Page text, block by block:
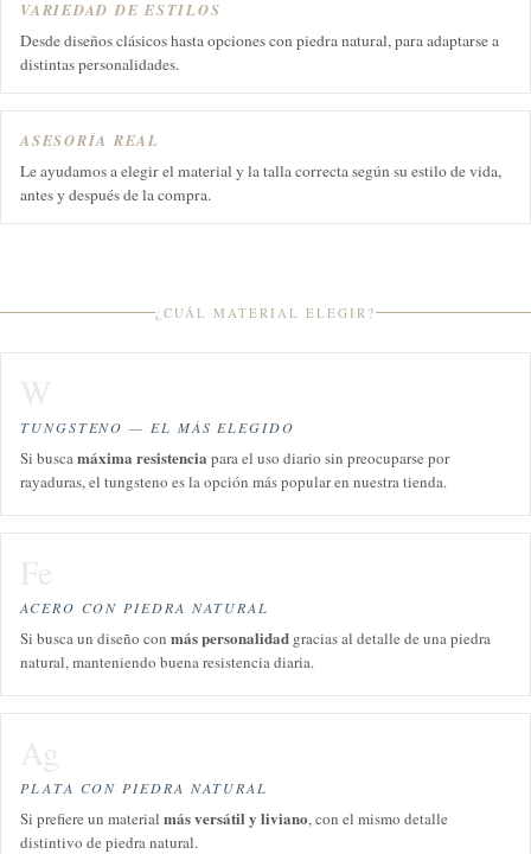
VARIEDAD DE ESTILOS
Desde diseños clásicos hasta opciones con piedra natural, para adaptarse a
distintas personalidades.
ASESORÍA REAL
Le ayudamos a elegir el material y la talla correcta según su estilo de vida,
antes y después de la compra.
¿CUÁL MATERIAL ELEGIR?
W
TUNGSTENO — EL MÁS ELEGIDO
Si buscamáxima resistencia para el uso diario sin preocuparse por
rayaduras, el tungsteno es la opción más popular en nuestra tienda.
Fe
ACERO CON PIEDRA NATURAL
Si busca un diseño con más personalidad gracias al detalle de una piedra
natural, manteniendo buena resistencia diaria.
Ag
PLATA CON PIEDRA NATURAL
Si prefiere un material más versátil y liviano, con el mismo detalle
distintivo de piedra natural.